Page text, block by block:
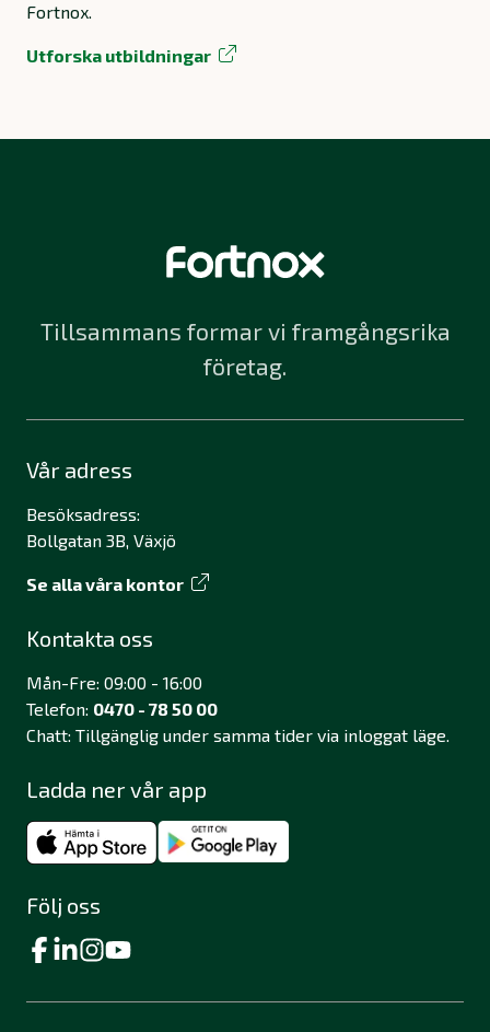
Fortnox.
Utforska utbildningar
Tillsammans formar vi framgångsrika
företag.
Vår adress
Besöksadress:
Bollgatan 3B, Växjö
Se alla våra kontor
Kontakta oss
Mån-Fre: 09:00 - 16:00
Telefon: 0470 - 78 50 00
Chatt: Tillgänglig under samma tider via inloggat läge.
Ladda ner vår app
Följ oss